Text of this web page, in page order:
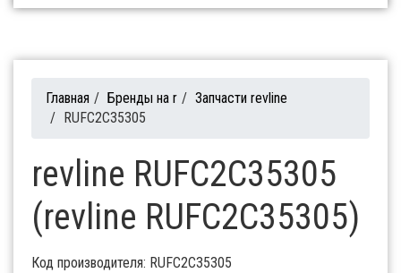
Главная / Бренды на r / Запчасти revline
/ RUFC2C35305
revline RUFC2C35305
(revline RUFC2C35305)
Код производителя: RUFC2C35305